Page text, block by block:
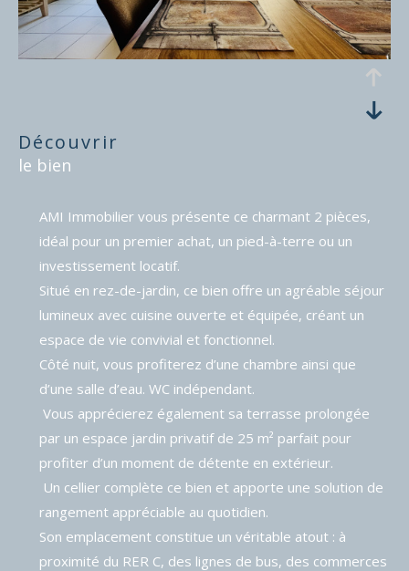
découvrir
le bien
AMI Immobilier vous présente ce charmant 2 pièces,
idéal pour un premier achat, un pied-à-terre ou un
investissement locatif.
Situé en rez-de-jardin, ce bien offre un agréable séjour
lumineux avec cuisine ouverte et équipée, créant un
espace de vie convivial et fonctionnel.
Côté nuit, vous profiterez d’une chambre ainsi que
d’une salle d’eau. WC indépendant.
Vous apprécierez également sa terrasse prolongée
par un espace jardin privatif de 25 m² parfait pour
profiter d’un moment de détente en extérieur.
Un cellier complète ce bien et apporte une solution de
rangement appréciable au quotidien.
Son emplacement constitue un véritable atout : à
proximité du RER C, des lignes de bus, des commerces